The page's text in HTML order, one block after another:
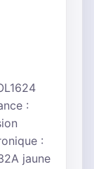
:
:
jaune